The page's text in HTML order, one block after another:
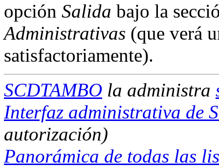
opción Salida bajo la
Administrativas (que verá
satisfactoriamente).
SCDTAMBO la administra
Interfaz administrativa de
autorización)
Panorámica de todas las